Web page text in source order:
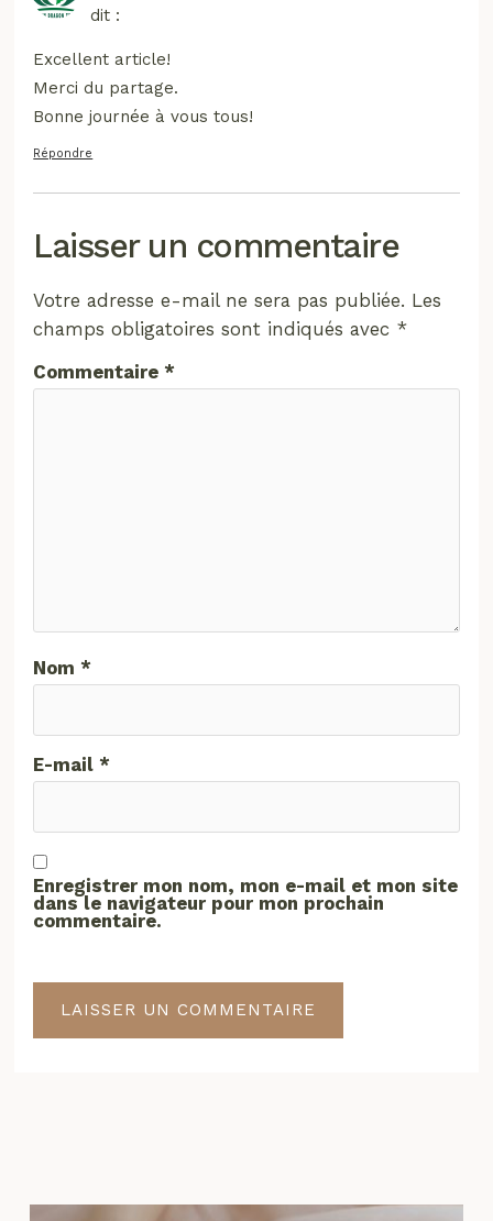
dit :
Excellent article!
Merci du partage.
Bonne journée à vous tous!
Répondre
Laisser un commentaire
Votre adresse e-mail ne sera pas publiée. Les
champs obligatoires sont indiqués avec *
Commentaire*
Nom*
E-mail*
Enregistrer mon nom, mon e-mail et mon site
dans le navigateur pour mon prochain
commentaire.